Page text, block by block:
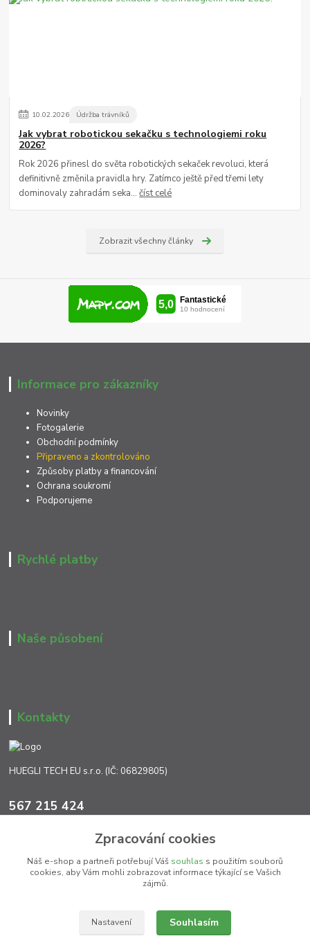
10.02.2026 Údržba trávníků
Jak vybrat robotickou sekačku s technologiemi roku
2026?
Rok 2026 přinesl do světa robotických sekaček revoluci, která
definitivně změnila pravidla hry. Zatímco ještě před třemi lety
dominovaly zahradám seka...číst celé
Zobrazit všechny články
Informace pro zákazníky
Novinky
Fotogalerie
Obchodní podmínky
Připraveno a zkontrolováno
Způsoby platby a financování
Ochrana soukromí
Podporujeme
Rychlé platby
Naše působení
Kontakty
HUEGLI TECH EU s.r.o. (IČ: 06829805)
567 215 424
Zpracování cookies
Náš e-shop a partneři potřebují Váš souhlas s použitím souborů
cookies, aby Vám mohli zobrazovat informace týkající se Vašich
zájmů.
Nastavení Souhlasím